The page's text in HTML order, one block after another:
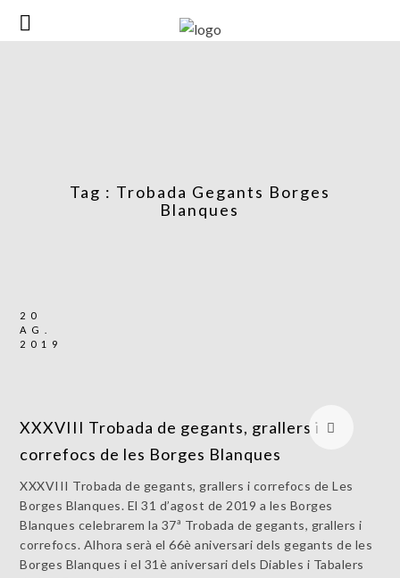
Tag : Trobada Gegants Borges
Blanques
20
AG.
2019
XXXVIII Trobada de gegants, grallers i
correfocs de les Borges Blanques
XXXVIII Trobada de gegants, grallers i correfocs de Les
Borges Blanques. El 31 d’agost de 2019 a les Borges
Blanques celebrarem la 37ª Trobada de gegants, grallers i
correfocs. Alhora serà el 66è aniversari dels gegants de les
Borges Blanques i el 31è aniversari dels Diables i Tabalers